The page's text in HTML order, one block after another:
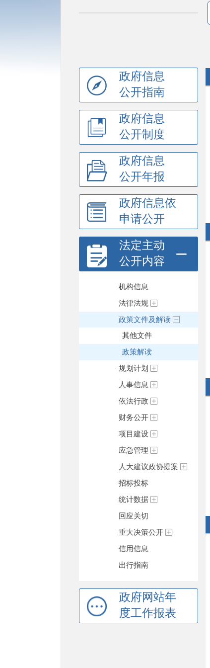
政府信息
公开指南
政府信息
公开制度
政府信息
公开年报
政府信息依
申请公开
法定主动
公开内容
机构信息
法律法规
政策文件及解读
其他文件
政策解读
规划计划
人事信息
依法行政
财务公开
项目建设
应急管理
人大建议政协提案
招标投标
统计数据
回应关切
重大决策公开
信用信息
出行指南
政府网站年
度工作报表